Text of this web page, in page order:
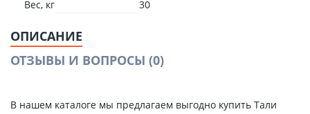
Вес, кг
30
ОПИСАНИЕ
ОТЗЫВЫ И ВОПРОСЫ (0)
В нашем каталоге мы предлагаем выгодно купить Тали